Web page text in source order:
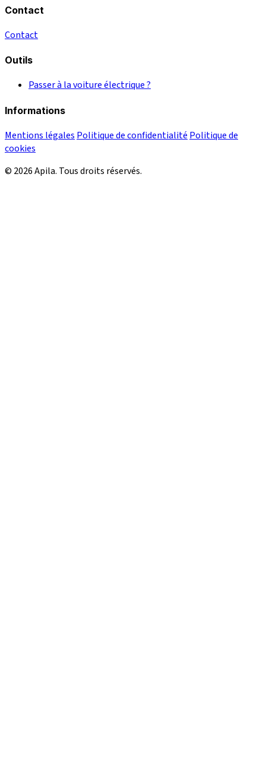
Contact
Contact
Outils
Passer à la voiture électrique ?
Informations
Mentions légales Politique de confidentialité Politique de
cookies
© 2026 Apila. Tous droits réservés.